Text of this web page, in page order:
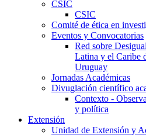
CSIC
CSIC
Comité de ética en
Eventos y Convocatorias
Red sobre
Latina y el Caribe
Uruguay
Jornadas Académicas
Divuglación científico
Contexto -
y política
Extensión
Unidad de Extensión y